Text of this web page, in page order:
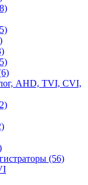
AHD, TVI, CVI,
(56)